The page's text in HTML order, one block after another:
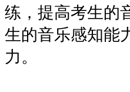
练，提高考生的
生的音乐感知能
力。